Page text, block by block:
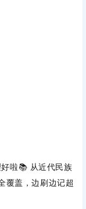
啦📚 从近代民族
覆盖，边刷边记超